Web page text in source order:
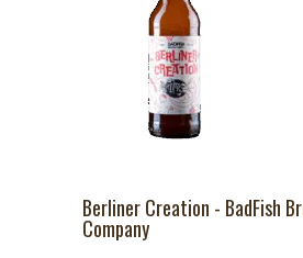
Berliner Creation - BadFish
Company